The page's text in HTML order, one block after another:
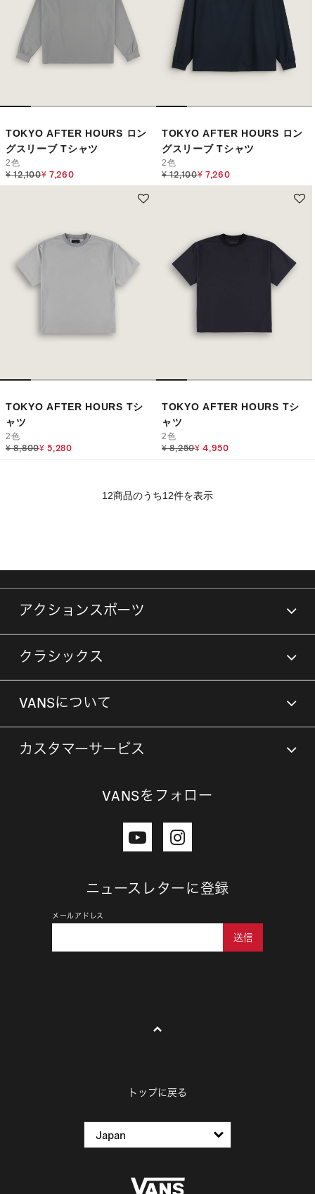
TOKYO AFTER HOURS ロン
グスリーブ Tシャツ
2色
Price reduced from
¥ 12,100to
¥ 7,260
TOKYO AFTER HOURS ロン
グスリーブ Tシャツ
2色
Price reduced from
¥ 12,100to
¥ 7,260
TOKYO AFTER HOURS Tシ
ャツ
2色
Price reduced from
¥ 8,800to
¥ 5,280
TOKYO AFTER HOURS Tシ
ャツ
2色
Price reduced from
¥ 8,250to
¥ 4,950
12商品のうち12件を表示
アクションスポーツ
クラシックス
VANSについて
カスタマーサービス
VANSをフォロー
ニュースレターに登録
メールアドレス
送信
トップに戻る